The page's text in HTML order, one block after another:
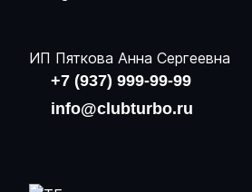
ИП Пяткова Анна Сергеевна
+7 (937) 999-99-99
info@clubturbo.ru